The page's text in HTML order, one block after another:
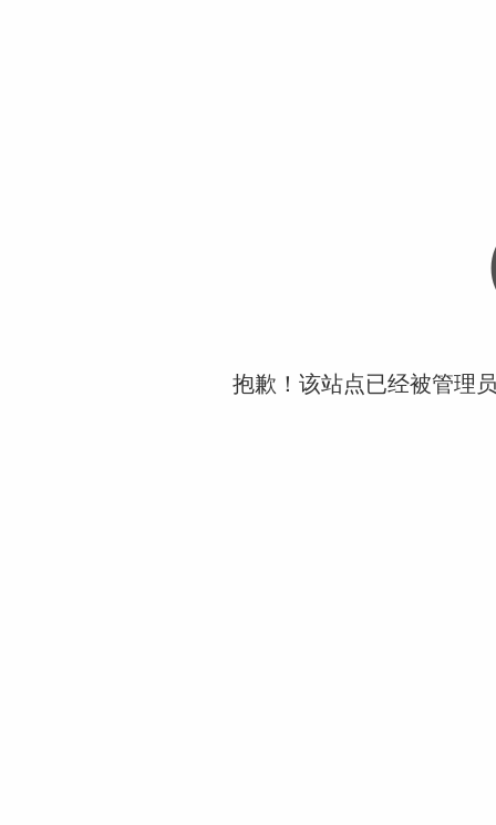
抱歉！该站点已经被管理